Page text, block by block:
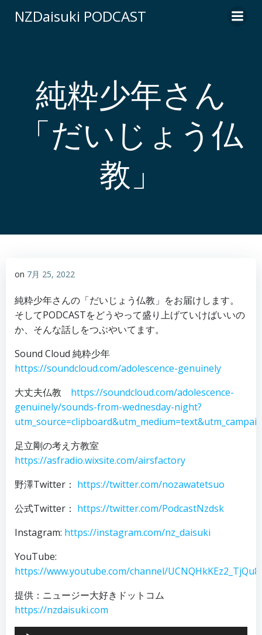
ン
ス
キ
プ
NZDaisuki PODCAST
純粋少年さん
「だいじょう仏
教」
on 7月 25, 2022
純粋少年さんの「だいじょう仏教」をお届けします。
そしてPODCASTをどうやって盛り上げていけばいいの
か、そんな話しをつぶやいてます。
Sound Cloud 純粋少年
https://soundcloud.com/adolescence-genuinely
大丈夫仏教 https://soundcloud.com/adolescence-
genuinely/sounds-from-wednesday-night?
足立剛の考え方教室
https://asfradio.wixsite.com/airsfactory
野澤Twitter： https://twitter.com/nozawatetsuo
公式Twitter： https://twitter.com/PodcastNzdsk
Instagram: https://instagram.com/nz_daisuki
YouTube:
https://www.youtube.com/channel/
提供：ニュージー大好きドットコム
https://nzdaisuki.com